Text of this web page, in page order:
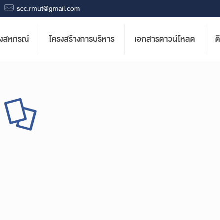
scc.rmut@gmail.com
สหกรณ์ โครงสร้างการบริหาร เอกสารดาวน์โหลด